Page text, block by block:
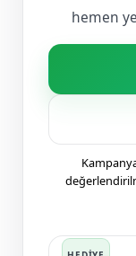
hemen